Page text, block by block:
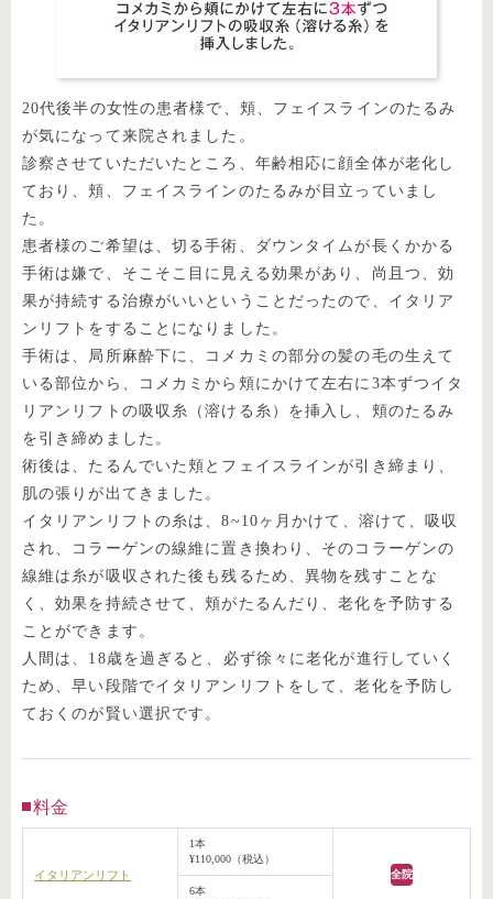
20代後半の女性の患者様で、頬、フェイスラインのたるみ
が気になって来院されました。
診察させていただいたところ、年齢相応に顔全体が老化し
ており、頬、フェイスラインのたるみが目立っていまし
た。
患者様のご希望は、切る手術、ダウンタイムが長くかかる
手術は嫌で、そこそこ目に見える効果があり、尚且つ、効
果が持続する治療がいいということだったので、イタリア
ンリフトをすることになりました。
手術は、局所麻酔下に、コメカミの部分の髪の毛の生えて
いる部位から、コメカミから頬にかけて左右に3本ずつイタ
リアンリフトの吸収糸（溶ける糸）を挿入し、頬のたるみ
を引き締めました。
術後は、たるんでいた頬とフェイスラインが引き締まり、
肌の張りが出てきました。
イタリアンリフトの糸は、8~10ヶ月かけて、溶けて、吸収
され、コラーゲンの線維に置き換わり、そのコラーゲンの
線維は糸が吸収された後も残るため、異物を残すことな
く、効果を持続させて、頬がたるんだり、老化を予防する
ことができます。
人間は、18歳を過ぎると、必ず徐々に老化が進行していく
ため、早い段階でイタリアンリフトをして、老化を予防し
ておくのが賢い選択です。
料金
イタリアンリフト
1本
¥110,000（税込）
全院
6本